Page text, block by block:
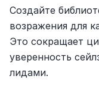
Создайте
возражения для
Это сокращает
уверенность
лидами.